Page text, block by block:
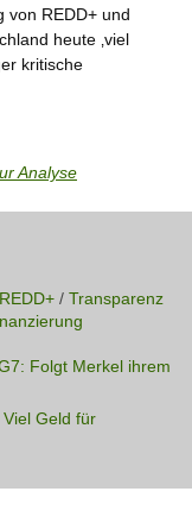
von REDD+ und
heute ‚viel
kritische
Analyse
/ Transparenz
Folgt Merkel ihrem
Geld für